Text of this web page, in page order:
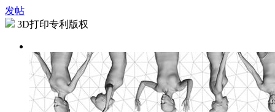
发帖
3D打印专利版权